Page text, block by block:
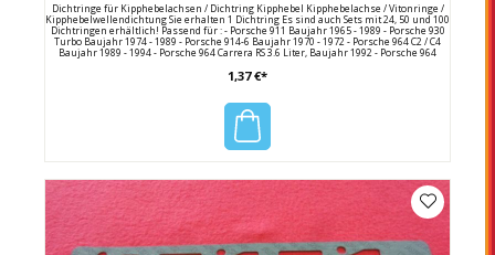
Dichtringe für Kipphebelachsen / Dichtring Kipphebel Kipphebelachse / Vitonringe /
Kipphebelwellendichtung Sie erhalten 1 Dichtring Es sind auch Sets mit 24, 50 und 100
Dichtringen erhältlich! Passend für : - Porsche 911 Baujahr 1965 - 1989 - Porsche 930
Turbo Baujahr 1974 - 1989 - Porsche 914-6 Baujahr 1970 - 1972 - Porsche 964 C2 / C4
Baujahr 1989 - 1994 - Porsche 964 Carrera RS 3.6 Liter, Baujahr 1992 - Porsche 964
Porsche Vergleichsnummer : 911 099 103 52 / 91109910352
1,37 €*